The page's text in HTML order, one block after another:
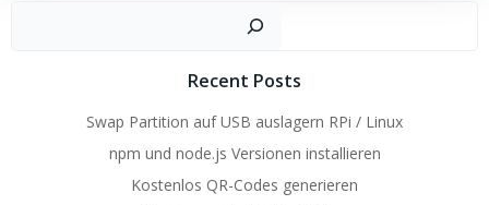
Recent Posts
Swap Partition auf USB auslagern RPi / Linux
npm und node.js Versionen installieren
Kostenlos QR-Codes generieren